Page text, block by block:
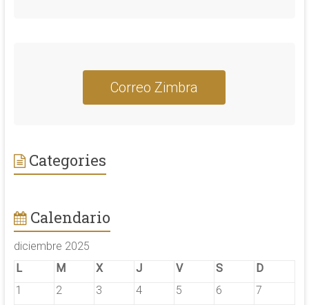
Correo Zimbra
Categories
Calendario
diciembre 2025
L
M X J V S
D
1
2 3 4 5 6
7